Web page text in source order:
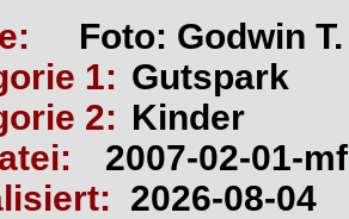
Foto: Godwin
1: Gutspark
2: Kinder
2007-02-01-
2026-08-04